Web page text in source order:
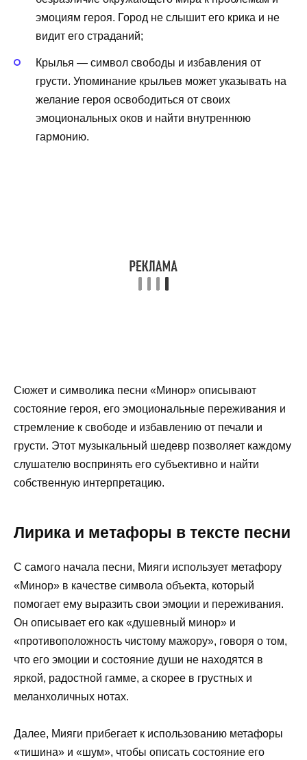
эмоциям героя. Город не слышит его крика и не
видит его страданий;
Крылья — символ свободы и избавления от
грусти. Упоминание крыльев может указывать на
желание героя освободиться от своих
эмоциональных оков и найти внутреннюю
гармонию.
Сюжет и символика песни «Минор» описывают
состояние героя, его эмоциональные переживания и
стремление к свободе и избавлению от печали и
грусти. Этот музыкальный шедевр позволяет каждому
слушателю воспринять его субъективно и найти
собственную интерпретацию.
Лирика и метафоры в тексте песни
С самого начала песни, Мияги использует метафору
«Минор» в качестве символа объекта, который
помогает ему выразить свои эмоции и переживания.
Он описывает его как «душевный минор» и
«противоположность чистому мажору», говоря о том,
что его эмоции и состояние души не находятся в
яркой, радостной гамме, а скорее в грустных и
меланхоличных нотах.
Далее, Мияги прибегает к использованию метафоры
«тишина» и «шум», чтобы описать состояние его